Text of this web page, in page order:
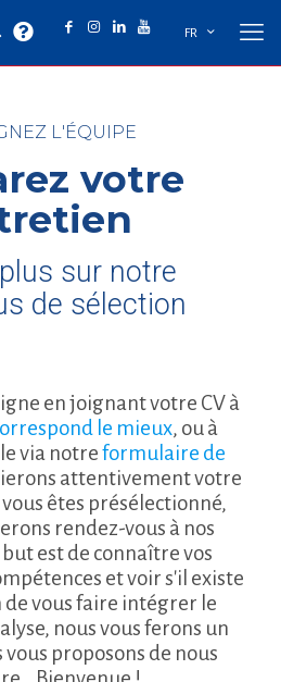
FR
L'ÉQUIPE
votre
sur notre
de sélection
en joignant votre CV à
le mieux, ou à
via notreformulaire de
attentivement votre
êtes présélectionné,
rendez-vous à nos
est de connaître vos
et voir s'il existe
vous faire intégrer le
nous vous ferons un
proposons de nous